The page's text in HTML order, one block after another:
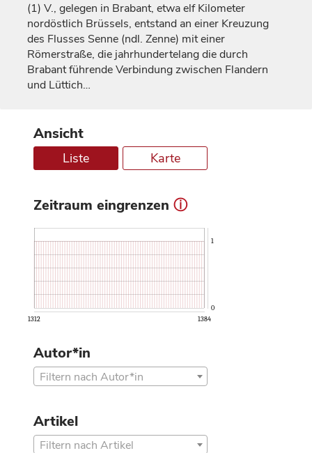
(1) V., gelegen in Brabant, etwa elf Kilometer
nordöstlich Brüssels, entstand an einer Kreuzung
des Flusses Senne (ndl. Zenne) mit einer
Römerstraße, die jahrhundertelang die durch
Brabant führende Verbindung zwischen Flandern
und Lüttich…
Ansicht
Liste Karte
Zeitraum eingrenzen ⓘ
1312 1384
0
1
Autor*in
Filtern nach Autor*in
Artikel
Filtern nach Artikel